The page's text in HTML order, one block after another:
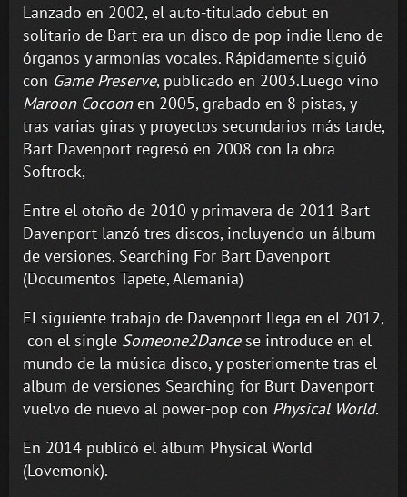
Lanzado en 2002, el auto-titulado debut en
solitario de Bart era un disco de pop indie lleno de
órganos y armonías vocales. Rápidamente siguió
con Game Preserve, publicado en 2003.Luego vino
Maroon Cocoonen 2005, grabado en 8 pistas, y
tras varias giras y proyectos secundarios más tarde,
Bart Davenport regresó en 2008 con la obra
Softrock,
Entre el otoño de 2010 y primavera de 2011 Bart
Davenport lanzó tres discos, incluyendo un álbum
de versiones, Searching For Bart Davenport
(Documentos Tapete, Alemania)
El siguiente trabajo de Davenport llega en el 2012,
con el single Someone2Dancese introduce en el
mundo de la música disco, y posteriomente tras el
album de versiones Searching for Burt Davenport
vuelvo de nuevo al power-pop con Physical World.
En 2014 publicó el álbum Physical World
(Lovemonk).